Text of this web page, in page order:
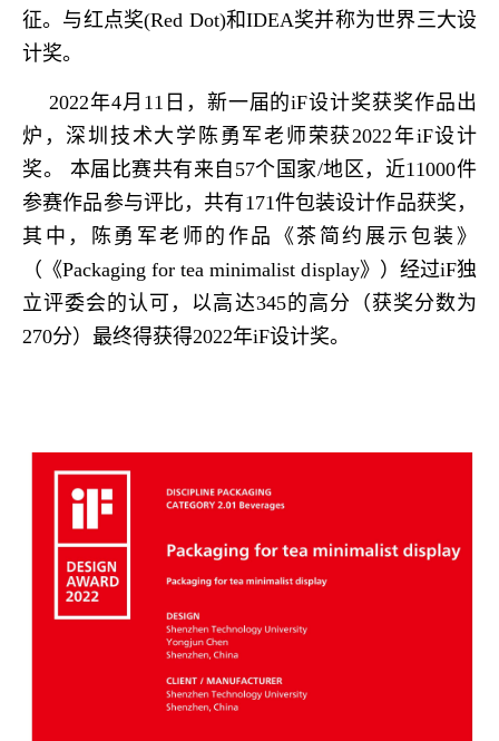
征。与红点奖(Red Dot)和IDEA奖并称为世界三大设
计奖。
2022年4月11日，新一届的iF设计奖获奖作品出
炉，深圳技术大学陈勇军老师荣获2022年iF设计
奖。 本届比赛共有来自57个国家/地区，近11000件
参赛作品参与评比，共有171件包装设计作品获奖，
其中，陈勇军老师的作品《茶简约展示包装》
（《Packaging for tea minimalist display》）经过iF独
立评委会的认可，以高达345的高分（获奖分数为
270分）最终得获得2022年iF设计奖。